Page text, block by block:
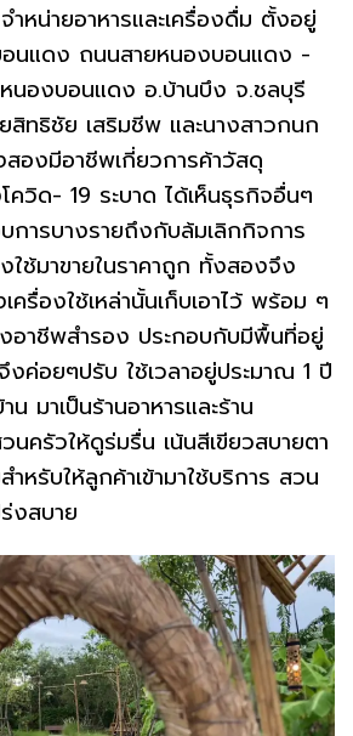
หน่ายอาหารและเครื่องดื่ม ตั้งอยู่
นแดง ถนนสายหนองบอนแดง -
นองบอนแดง อ.บ้านบึง จ.ชลบุรี
สิทธิชัย เสริมชีพ และนางสาวกนก
องมีอาชีพเกี่ยวการค้าวัสดุ
ควิด- 19 ระบาด ได้เห็นธุรกิจอื่นๆ
การบางรายถึงกับล้มเลิกกิจการ
งใช้มาขายในราคาถูก ทั้งสองจึง
ครื่องใช้เหล่านั้นเก็บเอาไว้ พร้อม ๆ
อาชีพสำรอง ประกอบกับมีพื้นที่อยู่
ค่อยๆปรับ ใช้เวลาอยู่ประมาณ 1 ปี
มาเป็นร้านอาหารและร้าน
ครัวให้ดูร่มรื่น เน้นสีเขียวสบายตา
หรับให้ลูกค้าเข้ามาใช้บริการ สวน
งสบาย